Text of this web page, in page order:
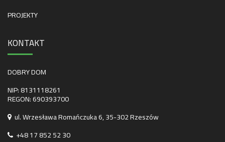
PROJEKTY
KONTAKT
DOBRY DOM
NIP: 8131118261
REGON: 690393700
ul. Wrzesława Romańczuka 6, 35-302 Rzeszów
+48 17 852 52 30